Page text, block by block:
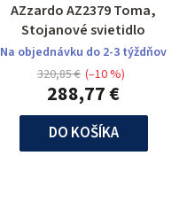
AZzardo AZ2379 Toma,
Stojanové svietidlo
Na objednávku do 2-3 týždňov
288,77 €
320,85 € (–10 %)
DO KOŠÍKA